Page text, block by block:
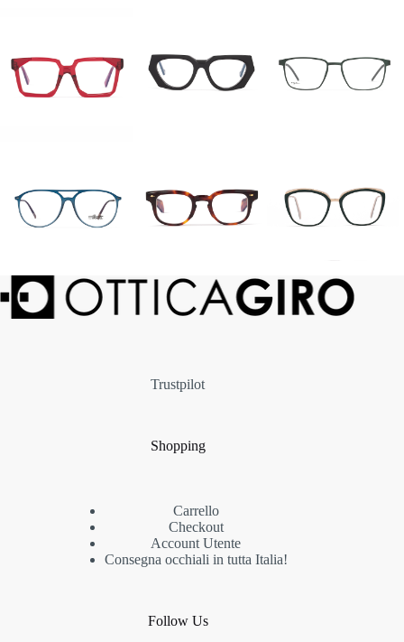
Trustpilot
Shopping
Carrello
Checkout
Account Utente
Consegna occhiali in tutta Italia!
Follow Us